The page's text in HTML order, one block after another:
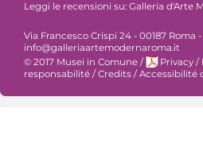
Leggi le recensioni su: Galleria d'Arte
Via Francesco Crispi 24 - 00187 Roma
info@galleriaartemodernaroma.it
© 2017 Musei in Comune / Privacy /
responsabilité / Credits / Accessibilité